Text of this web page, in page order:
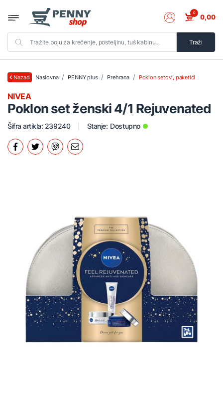
Traži
0 0,00
Nazad Naslovna PENNY plus Prehrana Poklon setovi, paketići
Poklon set ženski 4/1 Rejuvenated
NIVEA
Šifra artikla: 239240 Stanje: Dostupno